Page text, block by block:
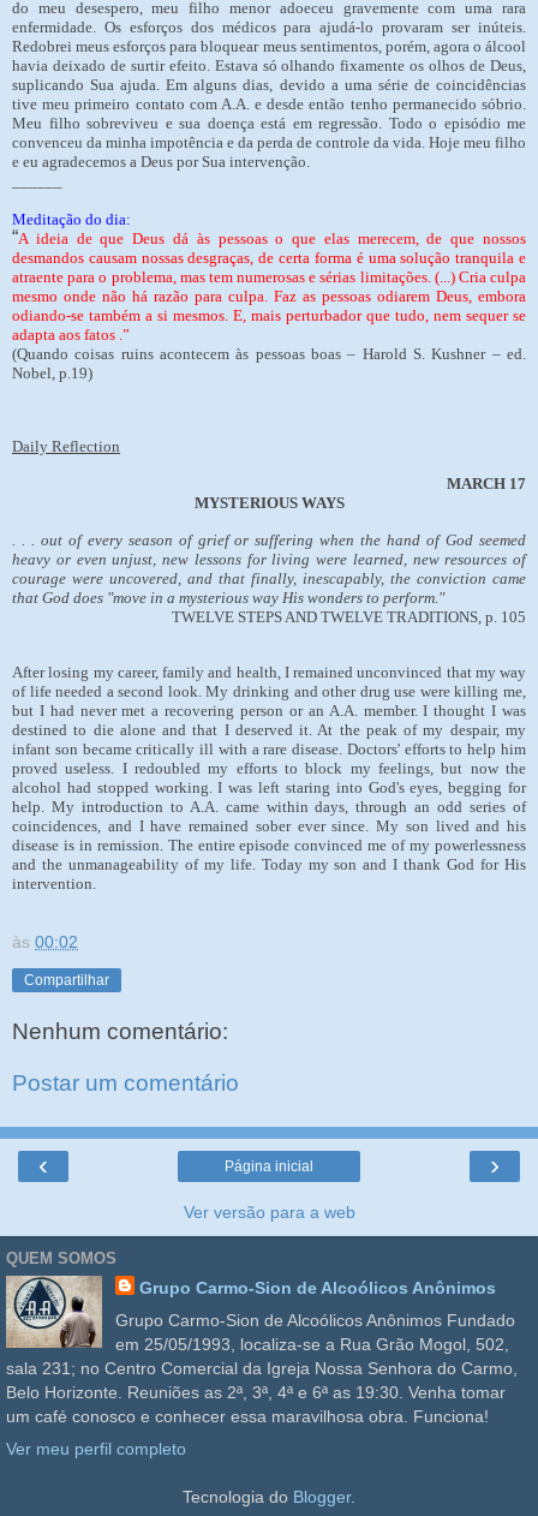
do meu desespero, meu filho menor adoeceu gravemente com uma rara
enfermidade. Os esforços dos médicos para ajudá-lo provaram ser inúteis.
Redobrei meus esforços para bloquear meus sentimentos, porém, agora o álcool
havia deixado de surtir efeito. Estava só olhando fixamente os olhos de Deus,
suplicando Sua ajuda. Em alguns dias, devido a uma série de coincidências
tive meu primeiro contato com A.A. e desde então tenho permanecido sóbrio.
Meu filho sobreviveu e sua doença está em regressão. Todo o episódio me
convenceu da minha impotência e da perda de controle da vida. Hoje meu filho
e eu agradecemos a Deus por Sua intervenção.
Meditação do dia:
“A ideia de que Deus dá às pessoas o que elas merecem, de que nossos
desmandos causam nossas desgraças, de certa forma é uma solução tranquila e
atraente para o problema, mas tem numerosas e sérias limitações. (...) Cria culpa
mesmo onde não há razão para culpa. Faz as pessoas odiarem Deus, embora
odiando-se também a si mesmos. E, mais perturbador que tudo, nem sequer se
adapta aos fatos .”
(Quando coisas ruins acontecem às pessoas boas – Harold S. Kushner – ed.
Nobel, p.19)
Daily Reflection
MARCH 17
MYSTERIOUS WAYS
. . . out of every season of grief or suffering when the hand of God seemed
heavy or even unjust, new lessons for living were learned, new resources of
courage were uncovered, and that finally, inescapably, the conviction came
that God does "move in a mysterious way His wonders to perform."
TWELVE STEPS AND TWELVE TRADITIONS, p. 105
After losing my career, family and health, I remained unconvinced that my way
of life needed a second look. My drinking and other drug use were killing me,
but I had never met a recovering person or an A.A. member. I thought I was
destined to die alone and that I deserved it. At the peak of my despair, my
infant son became critically ill with a rare disease. Doctors' efforts to help him
proved useless. I redoubled my efforts to block my feelings, but now the
alcohol had stopped working. I was left staring into God's eyes, begging for
help. My introduction to A.A. came within days, through an odd series of
coincidences, and I have remained sober ever since. My son lived and his
disease is in remission. The entire episode convinced me of my powerlessness
and the unmanageability of my life. Today my son and I thank God for His
intervention.
às 00:02
Compartilhar
Nenhum comentário:
Postar um comentário
‹ ›
Página inicial
Ver versão para a web
QUEM SOMOS
Grupo Carmo-Sion de Alcoólicos Anônimos
Grupo Carmo-Sion de Alcoólicos Anônimos Fundado
em 25/05/1993, localiza-se a Rua Grão Mogol, 502,
sala 231; no Centro Comercial da Igreja Nossa Senhora do Carmo,
Belo Horizonte. Reuniões as 2ª, 3ª, 4ª e 6ª as 19:30. Venha tomar
um café conosco e conhecer essa maravilhosa obra. Funciona!
Ver meu perfil completo
Tecnologia do Blogger.